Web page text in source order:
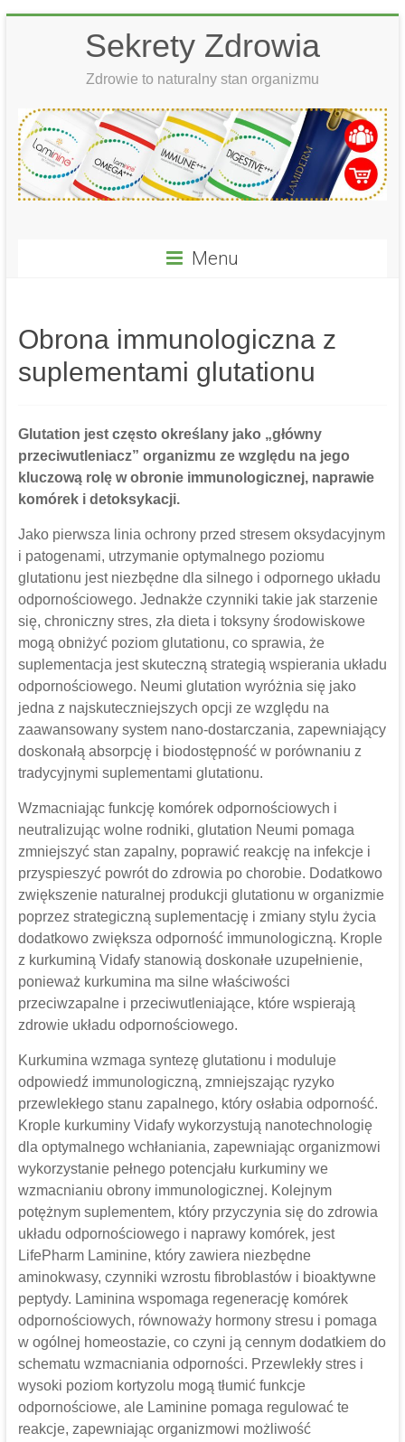
Sekrety Zdrowia
Zdrowie to naturalny stan organizmu
Menu
Obrona immunologiczna z
suplementami glutationu
Glutation jest często określany jako „główny
przeciwutleniacz” organizmu ze względu na jego
kluczową rolę w obronie immunologicznej, naprawie
komórek i detoksykacji.
Jako pierwsza linia ochrony przed stresem oksydacyjnym
i patogenami, utrzymanie optymalnego poziomu
glutationu jest niezbędne dla silnego i odpornego układu
odpornościowego. Jednakże czynniki takie jak starzenie
się, chroniczny stres, zła dieta i toksyny środowiskowe
mogą obniżyć poziom glutationu, co sprawia, że ​​
suplementacja jest skuteczną strategią wspierania układu
odpornościowego. Neumi glutation wyróżnia się jako
jedna z najskuteczniejszych opcji ze względu na
zaawansowany system nano-dostarczania, zapewniający
doskonałą absorpcję i biodostępność w porównaniu z
tradycyjnymi suplementami glutationu.
Wzmacniając funkcję komórek odpornościowych i
neutralizując wolne rodniki, glutation Neumi pomaga
zmniejszyć stan zapalny, poprawić reakcję na infekcje i
przyspieszyć powrót do zdrowia po chorobie. Dodatkowo
zwiększenie naturalnej produkcji glutationu w organizmie
poprzez strategiczną suplementację i zmiany stylu życia
dodatkowo zwiększa odporność immunologiczną. Krople
z kurkuminą Vidafy stanowią doskonałe uzupełnienie,
ponieważ kurkumina ma silne właściwości
przeciwzapalne i przeciwutleniające, które wspierają
zdrowie układu odpornościowego.
Kurkumina wzmaga syntezę glutationu i moduluje
odpowiedź immunologiczną, zmniejszając ryzyko
przewlekłego stanu zapalnego, który osłabia odporność.
Krople kurkuminy Vidafy wykorzystują nanotechnologię
dla optymalnego wchłaniania, zapewniając organizmowi
wykorzystanie pełnego potencjału kurkuminy we
wzmacnianiu obrony immunologicznej. Kolejnym
potężnym suplementem, który przyczynia się do zdrowia
układu odpornościowego i naprawy komórek, jest
LifePharm Laminine, który zawiera niezbędne
aminokwasy, czynniki wzrostu fibroblastów i bioaktywne
peptydy. Laminina wspomaga regenerację komórek
odpornościowych, równoważy hormony stresu i pomaga
w ogólnej homeostazie, co czyni ją cennym dodatkiem do
schematu wzmacniania odporności. Przewlekły stres i
wysoki poziom kortyzolu mogą tłumić funkcje
odpornościowe, ale Laminine pomaga regulować te
reakcje, zapewniając organizmowi możliwość